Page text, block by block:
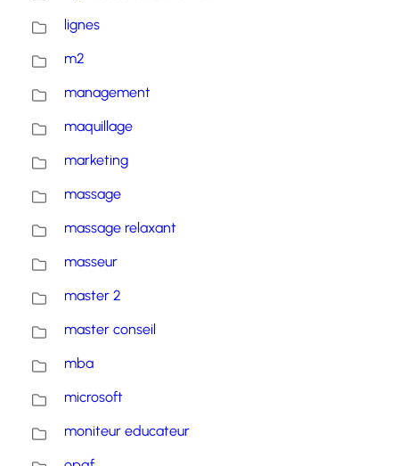
lignes
m2
management
maquillage
marketing
massage
massage relaxant
masseur
master 2
master conseil
mba
microsoft
moniteur educateur